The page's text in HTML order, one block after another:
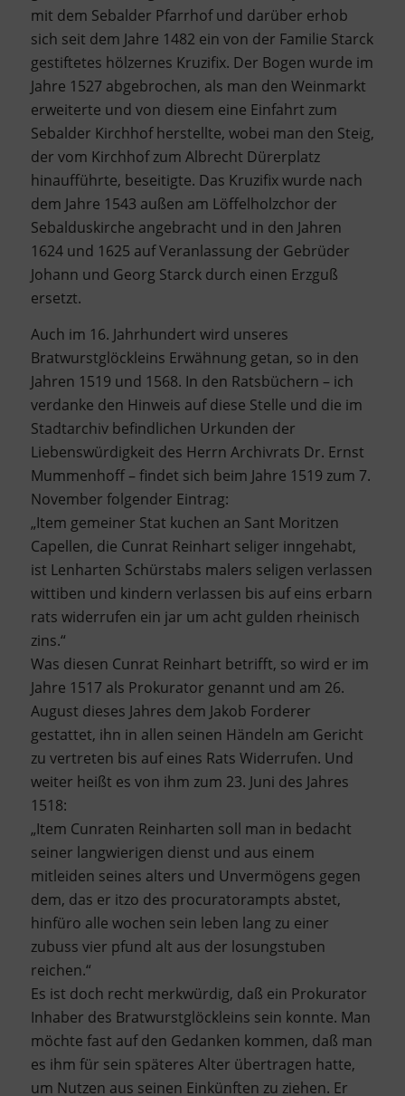
mit dem Sebalder Pfarrhof und darüber erhob
sich seit dem Jahre 1482 ein von der Familie Starck
gestiftetes hölzernes Kruzifix. Der Bogen wurde im
Jahre 1527 abgebrochen, als man den Weinmarkt
erweiterte und von diesem eine Einfahrt zum
Sebalder Kirchhof herstellte, wobei man den Steig,
der vom Kirchhof zum Albrecht Dürerplatz
hinaufführte, beseitigte. Das Kruzifix wurde nach
dem Jahre 1543 außen am Löffelholzchor der
Sebalduskirche angebracht und in den Jahren
1624 und 1625 auf Veranlassung der Gebrüder
Johann und Georg Starck durch einen Erzguß
ersetzt.
Auch im 16. Jahrhundert wird unseres
Bratwurstglöckleins Erwähnung getan, so in den
Jahren 1519 und 1568. In den Ratsbüchern – ich
verdanke den Hinweis auf diese Stelle und die im
Stadtarchiv befindlichen Urkunden der
Liebenswürdigkeit des Herrn Archivrats Dr. Ernst
Mummenhoff – findet sich beim Jahre 1519 zum 7.
November folgender Eintrag:
„Item gemeiner Stat kuchen an Sant Moritzen
Capellen, die Cunrat Reinhart seliger inngehabt,
ist Lenharten Schürstabs malers seligen verlassen
wittiben und kindern verlassen bis auf eins erbarn
rats widerrufen ein jar um acht gulden rheinisch
zins.“
Was diesen Cunrat Reinhart betrifft, so wird er im
Jahre 1517 als Prokurator genannt und am 26.
August dieses Jahres dem Jakob Forderer
gestattet, ihn in allen seinen Händeln am Gericht
zu vertreten bis auf eines Rats Widerrufen. Und
weiter heißt es von ihm zum 23. Juni des Jahres
1518:
„Item Cunraten Reinharten soll man in bedacht
seiner langwierigen dienst und aus einem
mitleiden seines alters und Unvermögens gegen
dem, das er itzo des procuratorampts abstet,
hinfüro alle wochen sein leben lang zu einer
zubuss vier pfund alt aus der losungstuben
reichen.“
Es ist doch recht merkwürdig, daß ein Prokurator
Inhaber des Bratwurstglöckleins sein konnte. Man
möchte fast auf den Gedanken kommen, daß man
es ihm für sein späteres Alter übertragen hatte,
um Nutzen aus seinen Einkünften zu ziehen. Er